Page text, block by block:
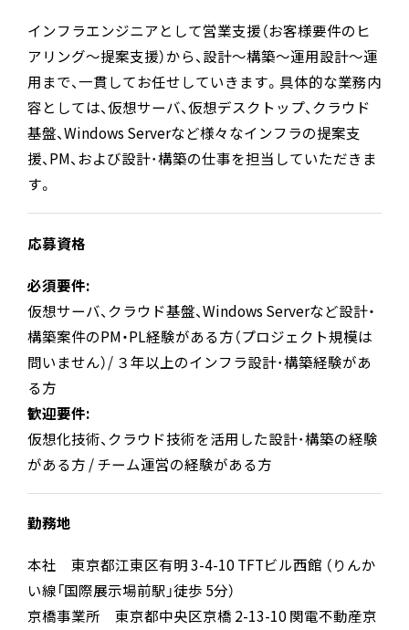
インフラエンジニアとして営業支援（お客様要件のヒ
アリング～提案支援）から、設計～構築～運用設計～運
用まで、一貫してお任せしていきます。具体的な業務内
容としては、仮想サーバ、仮想デスクトップ、クラウド
基盤、Windows Serverなど様々なインフラの提案支
援、PM、および設計･構築の仕事を担当していただきま
す。
応募資格
必須要件:
仮想サーバ、クラウド基盤、Windows Serverなど設計・
構築案件のPM・PL経験がある方（プロジェクト規模は
問いません）/ ３年以上のインフラ設計･構築経験があ
る方
歓迎要件:
仮想化技術、クラウド技術を活用した設計･構築の経験
がある方 / チーム運営の経験がある方
勤務地
本社 東京都江東区有明 3-4-10 TFTビル西館 （りんか
い線「国際展示場前駅」徒歩 5分）
京橋事業所 東京都中央区京橋 2-13-10 関電不動産京